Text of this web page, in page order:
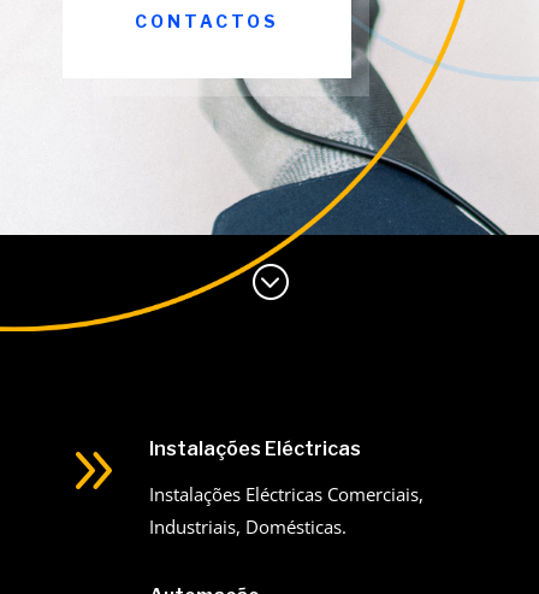
CONTACTOS
;
9 Instalações Eléctricas
Instalações Eléctricas Comerciais,
Industriais, Domésticas.